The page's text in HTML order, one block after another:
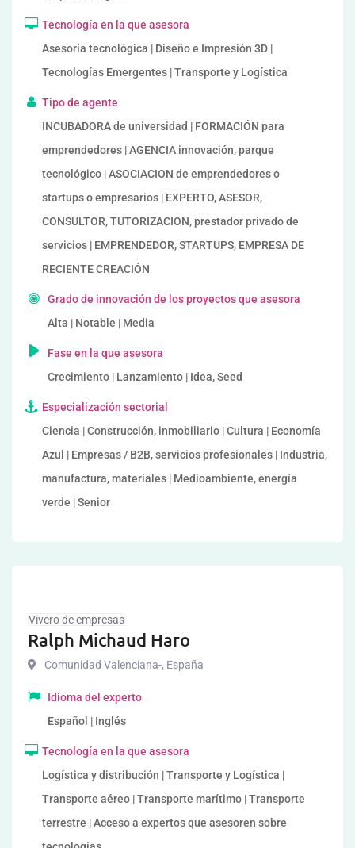
Tecnología en la que asesora
Asesoría tecnológica | Diseño e Impresión 3D |
Tecnologías Emergentes | Transporte y Logística
Tipo de agente
INCUBADORA de universidad | FORMACIÓN para
emprendedores | AGENCIA innovación, parque
tecnológico | ASOCIACION de emprendedores o
startups o empresarios | EXPERTO, ASESOR,
CONSULTOR, TUTORIZACION, prestador privado de
servicios | EMPRENDEDOR, STARTUPS, EMPRESA DE
RECIENTE CREACIÓN
Grado de innovación de los proyectos que asesora
Alta | Notable | Media
Fase en la que asesora
Crecimiento | Lanzamiento | Idea, Seed
Especialización sectorial
Ciencia | Construcción, inmobiliario | Cultura | Economía
Azul | Empresas / B2B, servicios profesionales | Industria,
manufactura, materiales | Medioambiente, energía
verde | Senior
Vivero de empresas
Ralph Michaud Haro
Comunidad Valenciana-, España
Idioma del experto
Español | Inglés
Tecnología en la que asesora
Logística y distribución | Transporte y Logística |
Transporte aéreo | Transporte marítimo | Transporte
terrestre | Acceso a expertos que asesoren sobre